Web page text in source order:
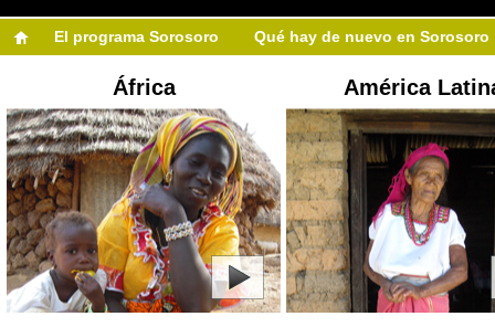
El programa Sorosoro Qué hay de nuevo en Sorosoro
África América